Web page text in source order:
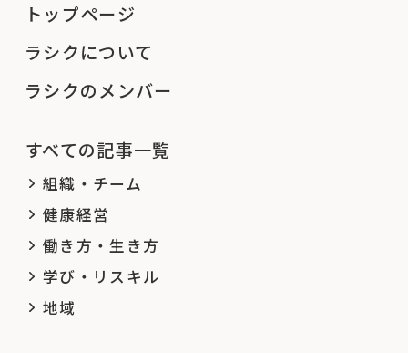
トップページ
ラシクについて
ラシクのメンバー
すべての記事一覧
組織・チーム
健康経営
働き方・生き方
学び・リスキル
地域